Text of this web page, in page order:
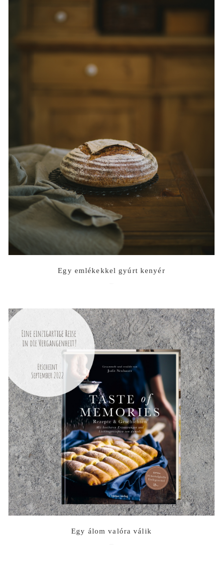
Egy emlékekkel gyúrt kenyér
Egy álom valóra válik